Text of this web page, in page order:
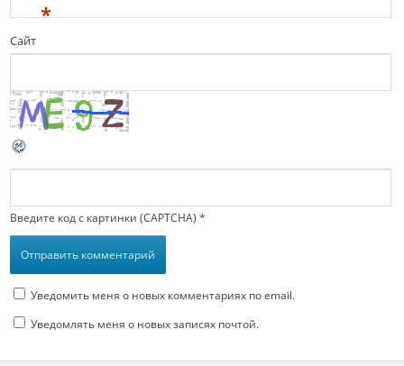
*
Сайт
Введите код с картинки (CAPTCHA) *
Уведомить меня о новых комментариях по email.
Уведомлять меня о новых записях почтой.